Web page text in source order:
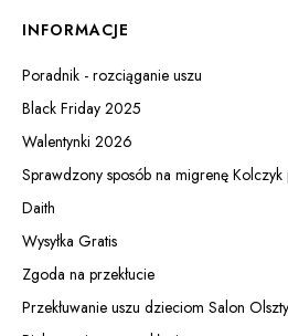
INFORMACJE
Poradnik - rozciąganie uszu
Black Friday 2025
Walentynki 2026
Sprawdzony sposób na migrenę
Daith
Wysyłka Gratis
Zgoda na przekłucie
Przekłuwanie uszu dzieciom Salon